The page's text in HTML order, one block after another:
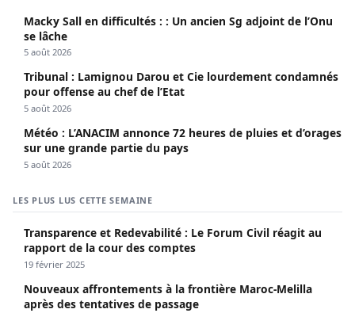
Macky Sall en difficultés : : Un ancien Sg adjoint de l’Onu
se lâche
5 août 2026
Tribunal : Lamignou Darou et Cie lourdement condamnés
pour offense au chef de l’Etat
5 août 2026
Météo : L’ANACIM annonce 72 heures de pluies et d’orages
sur une grande partie du pays
5 août 2026
LES PLUS LUS CETTE SEMAINE
Transparence et Redevabilité : Le Forum Civil réagit au
rapport de la cour des comptes
19 février 2025
Nouveaux affrontements à la frontière Maroc-Melilla
après des tentatives de passage